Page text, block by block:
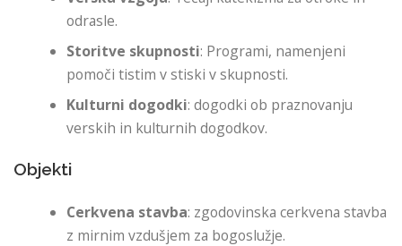
odrasle.
Storitve skupnosti: Programi, namenjeni
pomoči tistim v stiski v skupnosti.
Kulturni dogodki: dogodki ob praznovanju
verskih in kulturnih dogodkov.
Objekti
Cerkvena stavba: zgodovinska cerkvena stavba
z mirnim vzdušjem za bogoslužje.